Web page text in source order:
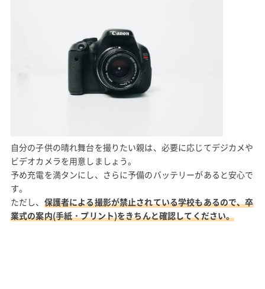
自分の子供の晴れ舞台を撮りたい親は、必要に応じてデジカメや
ビデオカメラを用意しましょう。
予め充電を満タンにし、さらに予備のバッテリーがあると安心で
す。
ただし、 保護者による撮影が禁止されている学校もあるので、卒
業式の案内(手紙・プリント)をきちんと確認してください。